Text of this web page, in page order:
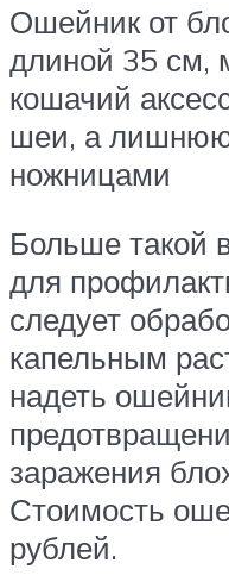
Ошейник от
длиной 35 см,
кошачий
шеи, а лишнюю
ножницами
Больше такой
для
следует
капельным
надеть
заражения
Стоимость
рублей.